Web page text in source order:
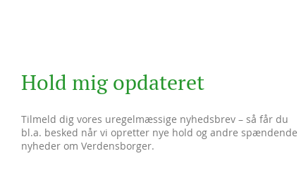
Hold mig opdateret
Tilmeld dig vores uregelmæssige nyhedsbrev – så får du
bl.a. besked når vi opretter nye hold og andre spændende
nyheder om Verdensborger.